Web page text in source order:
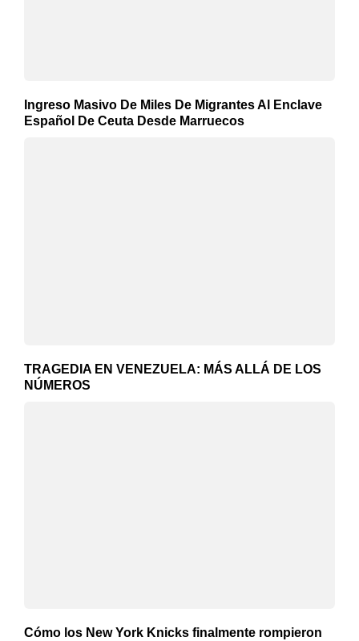
Ingreso Masivo De Miles De Migrantes Al Enclave
Español De Ceuta Desde Marruecos
TRAGEDIA EN VENEZUELA: MÁS ALLÁ DE LOS
NÚMEROS
Cómo los New York Knicks finalmente rompieron